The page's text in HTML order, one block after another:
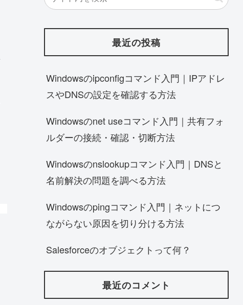
最近の投稿
Windowsのipconfigコマンド入門｜IPアドレ
スやDNSの設定を確認する方法
Windowsのnet useコマンド入門｜共有フォ
ルダーの接続・確認・切断方法
Windowsのnslookupコマンド入門｜DNSと
名前解決の問題を調べる方法
Windowsのpingコマンド入門｜ネットにつ
ながらない原因を切り分ける方法
Salesforceのオブジェクトって何？
最近のコメント